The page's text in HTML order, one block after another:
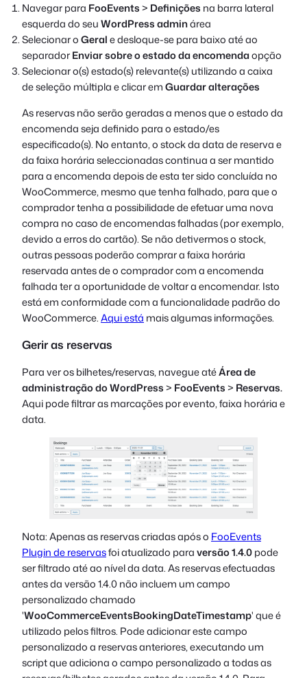
Navegar para FooEvents> Definições na barra lateral
esquerda do seuWordPress adminárea
Selecionar oGerale desloque-se para baixo até ao
separadorEnviar sobre o estado da encomendaopção
Selecionar o(s) estado(s) relevante(s) utilizando a caixa
de seleção múltipla e clicar emGuardar alterações
As reservas não serão geradas a menos que o estado da
encomenda seja definido para o estado/es
especificado(s). No entanto, o stock da data de reserva e
da faixa horária seleccionadas continua a ser mantido
para a encomenda depois de esta ter sido concluída no
WooCommerce, mesmo que tenha falhado, para que o
comprador tenha a possibilidade de efetuar uma nova
compra no caso de encomendas falhadas (por exemplo,
devido a erros do cartão). Se não detivermos o stock,
outras pessoas poderão comprar a faixa horária
reservada antes de o comprador com a encomenda
falhada ter a oportunidade de voltar a encomendar. Isto
está em conformidade com a funcionalidade padrão do
WooCommerce.Aqui está mais algumas informações.
Gerir as reservas
Para ver os bilhetes/reservas, navegue atéÁrea de
administração do WordPress> FooEvents> Reservas.
Aqui pode filtrar as marcações por evento, faixa horária e
data.
Nota: Apenas as reservas criadas após o FooEvents
Plugin de reservasfoi atualizado paraversão 1.4.0pode
ser filtrado até ao nível da data. As reservas efectuadas
antes da versão 1.4.0 não incluem um campo
personalizado chamado
'WooCommerceEventsBookingDateTimestamp' que é
utilizado pelos filtros. Pode adicionar este campo
personalizado a reservas anteriores, executando um
script que adiciona o campo personalizado a todas as